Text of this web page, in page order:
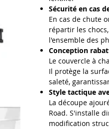
Sécurité en cas
En cas de chute
répartir les
l'ensemble des
Conception
Le couvercle à
Il protège la
saleté,
Style tactique
La découpe
Road. S'installe
modification